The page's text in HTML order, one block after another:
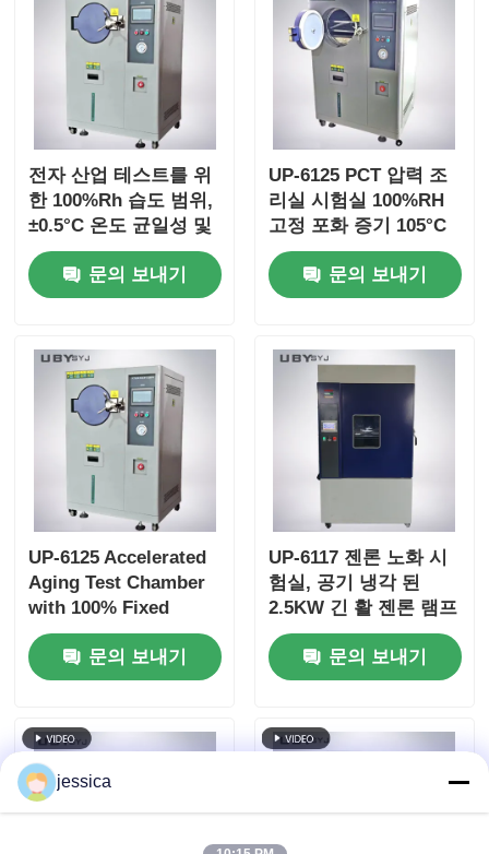
전자 산업 테스트를 위
한 100%Rh 습도 범위,
±0.5°C 온도 균일성 및
105°C~+135°C 온도 범
위를 갖춘 UP-6125 가
속 노화 테스트 챔버
문의 보내기
UP-6125 PCT 압력 조
리실 시험실 100%RH
고정 포화 증기 105°C
~ 143°C 온도 범위와
0.05 ~ 0.30MPa 작업
압력
문의 보내기
UP-6125 Accelerated
Aging Test Chamber
with 100% Fixed
Saturated Humidity
105°C ~ 143°C 온도 범
위 및 0.05 ~ 0.30MPa
문의 보내기
UP-6117 젠론 노화 시
험실, 공기 냉각 된
2.5KW 긴 활 젠론 램프
로 340nm의 정밀한 방
사선 제어 ISO 및
ASTM 표준을 준수
문의 보내기
jessica